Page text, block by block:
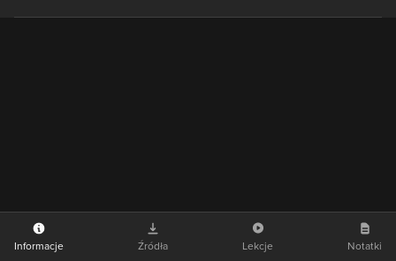
Informacje Źródła Lekcje Notatki